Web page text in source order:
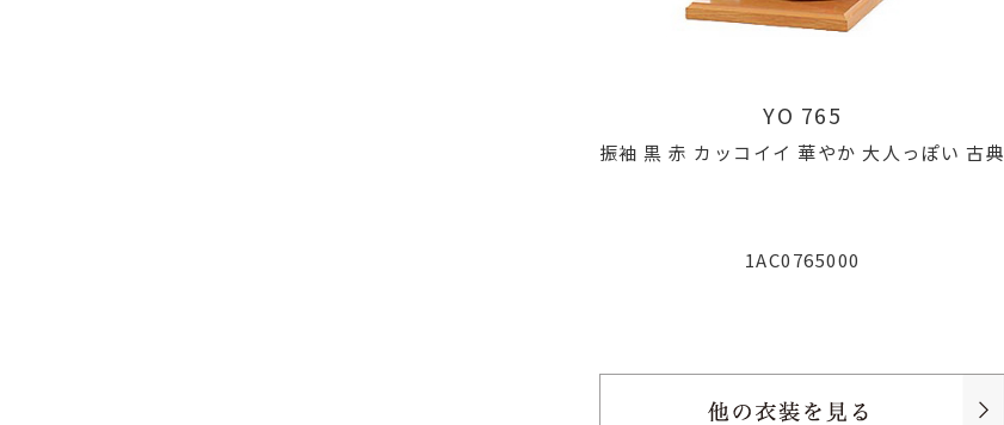
YO 765
振袖 黒 赤 カッコイイ 華やか 大人っぽい 古典
1AC0765000